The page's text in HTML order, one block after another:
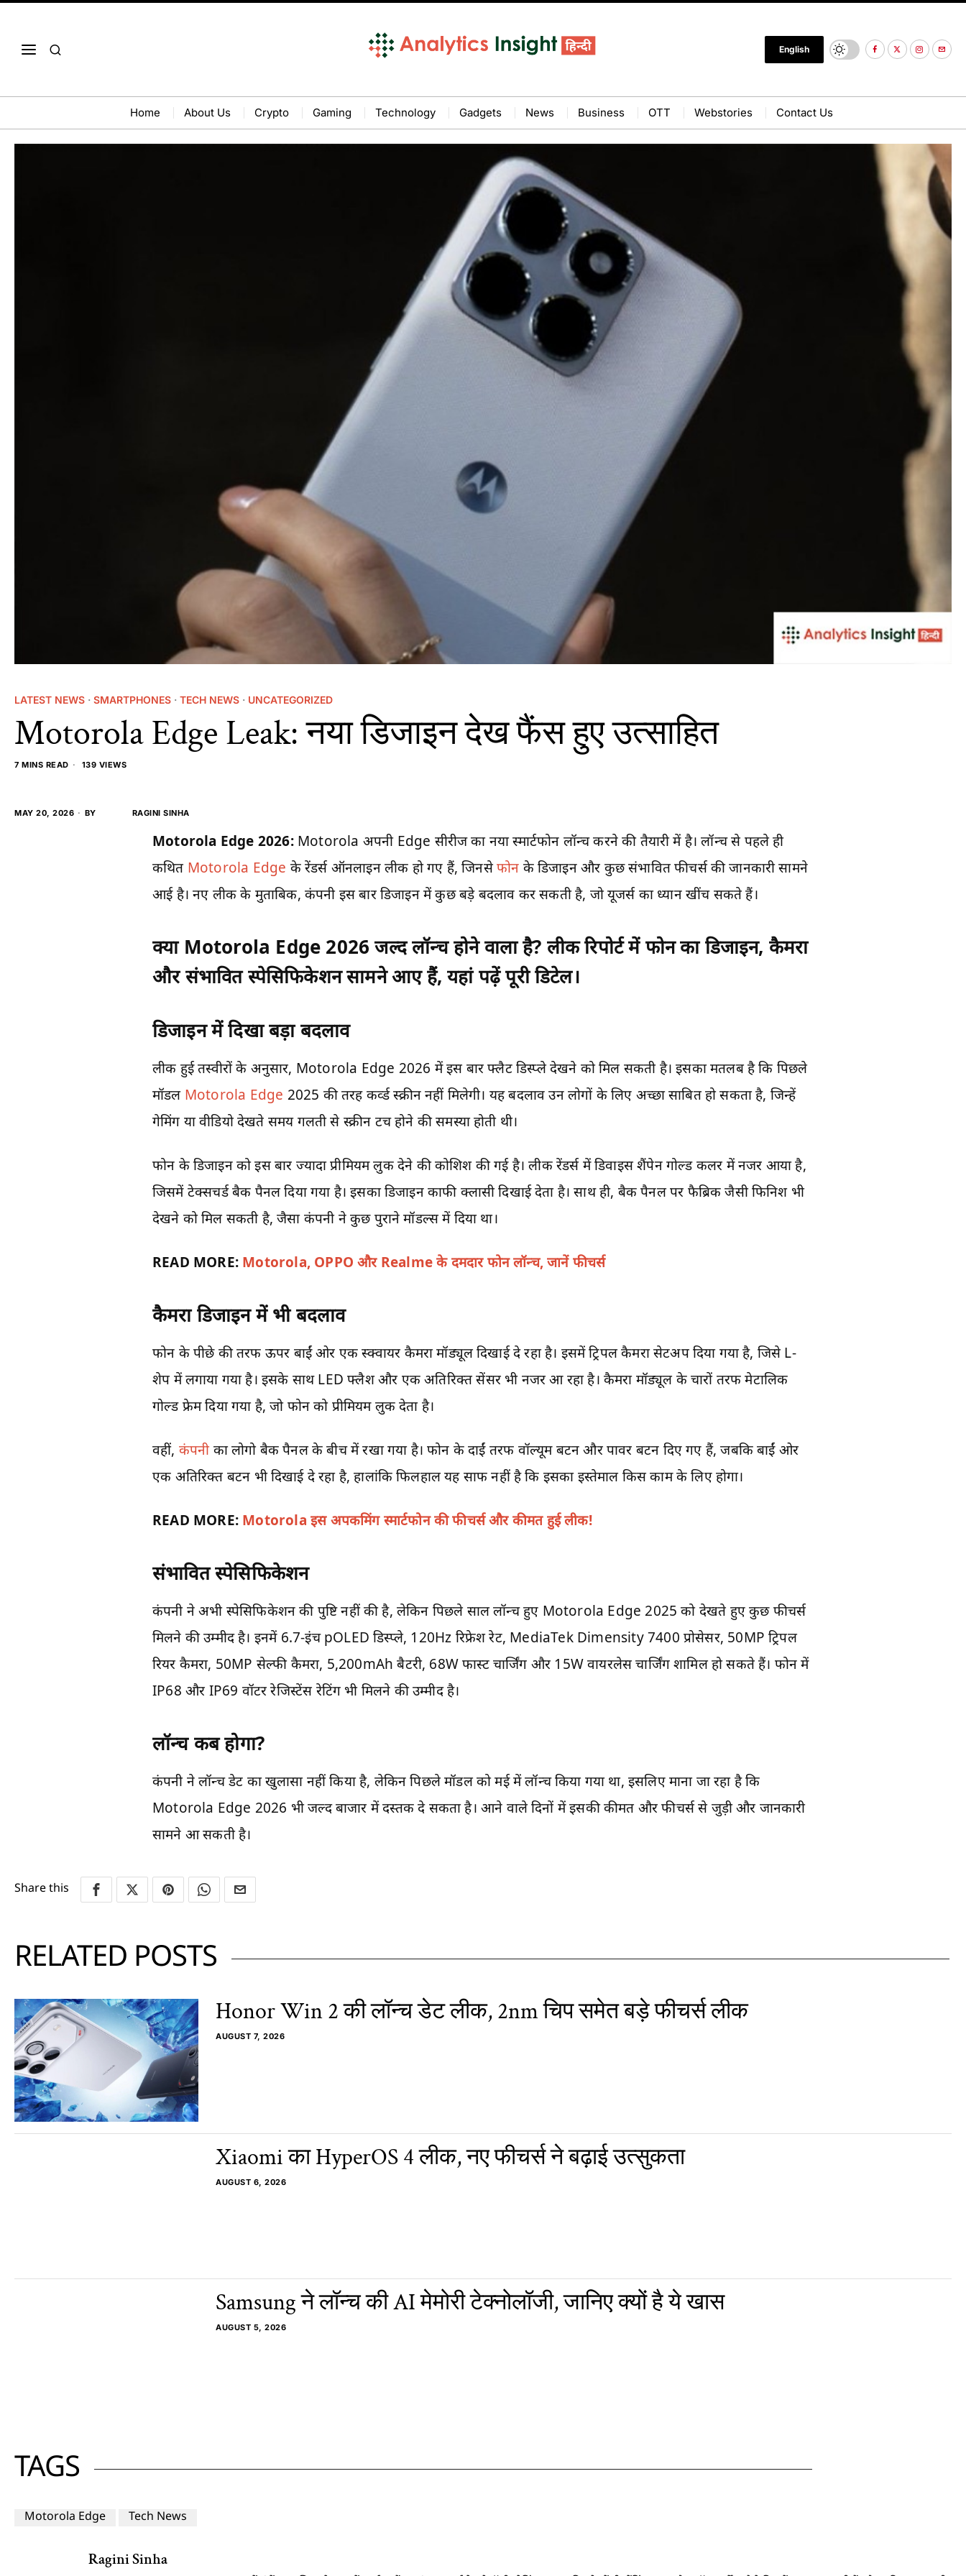
English
Home About Us Crypto Gaming Technology Gadgets News Business OTT Webstories Contact Us
LATEST NEWS · SMARTPHONES · TECH NEWS · UNCATEGORIZED
Motorola Edge Leak: नया डिजाइन देख फैंस हुए उत्साहित
7 MINS READ 139 VIEWS
MAY 20, 2026 BY RAGINI SINHA
Motorola Edge 2026: Motorola अपनी Edge सीरीज का नया स्मार्टफोन लॉन्च करने की तैयारी में है। लॉन्च से पहले ही
कथित Motorola Edge के रेंडर्स ऑनलाइन लीक हो गए हैं, जिनसेफोन के डिजाइन और कुछ संभावित फीचर्स की जानकारी सामने
आई है। नए लीक के मुताबिक, कंपनी इस बार डिजाइन में कुछ बड़े बदलाव कर सकती है, जो यूजर्स का ध्यान खींच सकते हैं।
क्या Motorola Edge 2026 जल्द लॉन्च होने वाला है? लीक रिपोर्ट में फोन का डिजाइन, कैमरा
और संभावित स्पेसिफिकेशन सामने आए हैं, यहां पढ़ें पूरी डिटेल।
डिजाइन में दिखा बड़ा बदलाव
लीक हुई तस्वीरों के अनुसार, Motorola Edge 2026 में इस बार फ्लैट डिस्प्ले देखने को मिल सकती है। इसका मतलब है कि पिछले
मॉडल Motorola Edge 2025 की तरह कर्व्ड स्क्रीन नहीं मिलेगी। यह बदलाव उन लोगों के लिए अच्छा साबित हो सकता है, जिन्हें
गेमिंग या वीडियो देखते समय गलती से स्क्रीन टच होने की समस्या होती थी।
फोन के डिजाइन को इस बार ज्यादा प्रीमियम लुक देने की कोशिश की गई है। लीक रेंडर्स में डिवाइस शैंपेन गोल्ड कलर में नजर आया है,
जिसमें टेक्सचर्ड बैक पैनल दिया गया है। इसका डिजाइन काफी क्लासी दिखाई देता है। साथ ही, बैक पैनल पर फैब्रिक जैसी फिनिश भी
देखने को मिल सकती है, जैसा कंपनी ने कुछ पुराने मॉडल्स में दिया था।
READ MORE: Motorola, OPPO और Realme के दमदार फोन लॉन्च, जानें फीचर्स
कैमरा डिजाइन में भी बदलाव
फोन के पीछे की तरफ ऊपर बाईं ओर एक स्क्वायर कैमरा मॉड्यूल दिखाई दे रहा है। इसमें ट्रिपल कैमरा सेटअप दिया गया है, जिसे L-
शेप में लगाया गया है। इसके साथ LED फ्लैश और एक अतिरिक्त सेंसर भी नजर आ रहा है। कैमरा मॉड्यूल के चारों तरफ मेटालिक
गोल्ड फ्रेम दिया गया है, जो फोन को प्रीमियम लुक देता है।
वहीं, कंपनीका लोगो बैक पैनल के बीच में रखा गया है। फोन के दाईं तरफ वॉल्यूम बटन और पावर बटन दिए गए हैं, जबकि बाईं ओर
एक अतिरिक्त बटन भी दिखाई दे रहा है, हालांकि फिलहाल यह साफ नहीं है कि इसका इस्तेमाल किस काम के लिए होगा।
READ MORE: Motorola इस अपकमिंग स्मार्टफोन की फीचर्स और कीमत हुई लीक!
संभावित स्पेसिफिकेशन
कंपनी ने अभी स्पेसिफिकेशन की पुष्टि नहीं की है, लेकिन पिछले साल लॉन्च हुए Motorola Edge 2025 को देखते हुए कुछ फीचर्स
मिलने की उम्मीद है। इनमें 6.7-इंच pOLED डिस्प्ले, 120Hz रिफ्रेश रेट, MediaTek Dimensity 7400 प्रोसेसर, 50MP ट्रिपल
रियर कैमरा, 50MP सेल्फी कैमरा, 5,200mAh बैटरी, 68W फास्ट चार्जिंग और 15W वायरलेस चार्जिंग शामिल हो सकते हैं। फोन में
IP68 और IP69 वॉटर रेजिस्टेंस रेटिंग भी मिलने की उम्मीद है।
लॉन्च कब होगा?
कंपनी ने लॉन्च डेट का खुलासा नहीं किया है, लेकिन पिछले मॉडल को मई में लॉन्च किया गया था, इसलिए माना जा रहा है कि
Motorola Edge 2026 भी जल्द बाजार में दस्तक दे सकता है। आने वाले दिनों में इसकी कीमत और फीचर्स से जुड़ी और जानकारी
सामने आ सकती है।
Share this
RELATED POSTS
Honor Win 2 की लॉन्च डेट लीक, 2nm चिप समेत बड़े फीचर्स लीक
AUGUST 7, 2026
Xiaomi का HyperOS 4 लीक, नए फीचर्स ने बढ़ाई उत्सुकता
AUGUST 6, 2026
Samsung ने लॉन्च की AI मेमोरी टेक्नोलॉजी, जानिए क्यों है ये खास
AUGUST 5, 2026
TAGS
Motorola Edge Tech News
Ragini Sinha